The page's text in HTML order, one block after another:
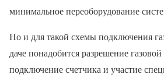
минимальное переоборудование
Но и для такой схемы подключения
даче понадобится разрешение
подключение счетчика и участие